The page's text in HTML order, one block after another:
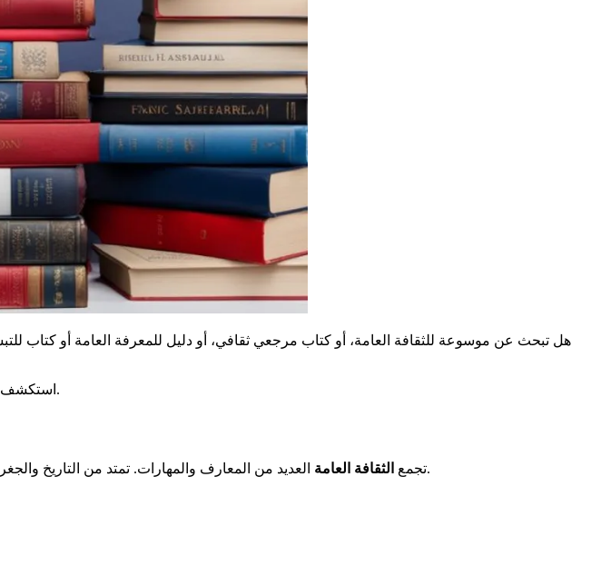
هل تبحث عن موسوعة للثقافة العامة، أو كتاب مرجعي ثقافي، أو دليل للمعرفة العامة أو كتاب
استكشف على أن تصبح خبيرًا.
تجمع الثقافة العامة العديد من المعارف والمهارات. تمتد من التاريخ أهميتها لفهم العالم بشكل أفضل والتكيف معه.